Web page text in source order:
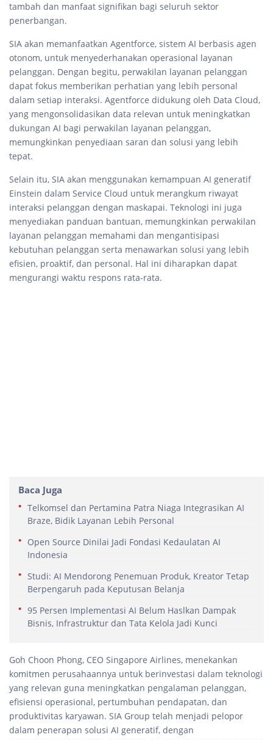
tambah dan manfaat signifikan bagi seluruh sektor
penerbangan.
SIA akan memanfaatkan Agentforce, sistem AI berbasis agen
otonom, untuk menyederhanakan operasional layanan
pelanggan. Dengan begitu, perwakilan layanan pelanggan
dapat fokus memberikan perhatian yang lebih personal
dalam setiap interaksi. Agentforce didukung oleh Data Cloud,
yang mengonsolidasikan data relevan untuk meningkatkan
dukungan AI bagi perwakilan layanan pelanggan,
memungkinkan penyediaan saran dan solusi yang lebih
tepat.
Selain itu, SIA akan menggunakan kemampuan AI generatif
Einstein dalam Service Cloud untuk merangkum riwayat
interaksi pelanggan dengan maskapai. Teknologi ini juga
menyediakan panduan bantuan, memungkinkan perwakilan
layanan pelanggan memahami dan mengantisipasi
kebutuhan pelanggan serta menawarkan solusi yang lebih
efisien, proaktif, dan personal. Hal ini diharapkan dapat
mengurangi waktu respons rata-rata.
Baca Juga
Telkomsel dan Pertamina Patra Niaga Integrasikan AI
Braze, Bidik Layanan Lebih Personal
Open Source Dinilai Jadi Fondasi Kedaulatan AI
Indonesia
Studi: AI Mendorong Penemuan Produk, Kreator Tetap
Berpengaruh pada Keputusan Belanja
95 Persen Implementasi AI Belum Haslkan Dampak
Bisnis, Infrastruktur dan Tata Kelola Jadi Kunci
Goh Choon Phong, CEO Singapore Airlines, menekankan
komitmen perusahaannya untuk berinvestasi dalam teknologi
yang relevan guna meningkatkan pengalaman pelanggan,
efisiensi operasional, pertumbuhan pendapatan, dan
produktivitas karyawan. SIA Group telah menjadi pelopor
dalam penerapan solusi AI generatif, dengan